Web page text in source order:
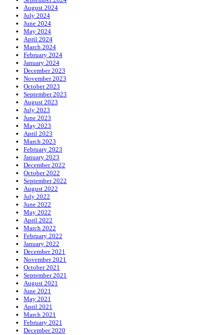
August 2024
July 2024
June 2024
May 2024
April 2024
March 2024
February 2024
January 2024
December 2023
November 2023
October 2023
September 2023
August 2023
July 2023
June 2023
May 2023
April 2023
March 2023
February 2023
January 2023
December 2022
October 2022
September 2022
August 2022
July 2022
June 2022
May 2022
April 2022
March 2022
February 2022
January 2022
December 2021
November 2021
October 2021
September 2021
August 2021
June 2021
May 2021
April 2021
March 2021
February 2021
December 2020